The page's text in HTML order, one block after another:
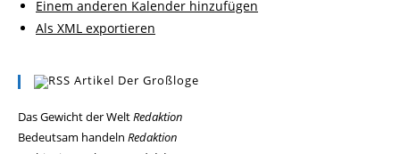
Einem anderen Kalender hinzufügen
Als XML exportieren
Artikel Der Großloge
Das Gewicht der WeltRedaktion
Bedeutsam handeln Redaktion